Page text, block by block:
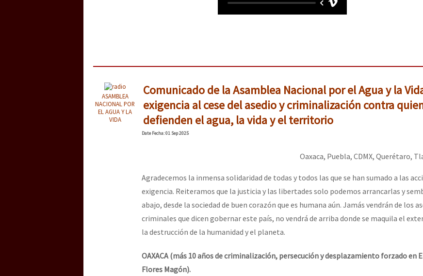
ASAMBLEA
NACIONAL POR
EL AGUA Y LA
VIDA
Comunicado de la Asamblea Nacional por el Agua y la
exigencia al cese del asedio y criminalización contra
defienden el agua, la vida y el territorio
DateFecha: 01 Sep 2025
Oaxaca, Puebla, CDMX, Querétaro,
Agradecemos la inmensa solidaridad de todas y todos las que se han sumado a las
exigencia. Reiteramos que la justicia y las libertades solo podemos arrancarlas y
abajo, desde la sociedad de buen corazón que es humana aún. Jamás vendrán de los
criminales que dicen gobernar este país, no vendrá de arriba donde se maquila el
la destrucción de la humanidad y el planeta.
OAXACA (más 10 años de criminalización, persecución y desplazamiento forzado en
Flores Magón).